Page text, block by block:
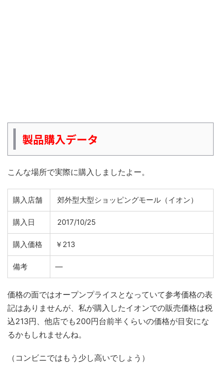
製品購入データ
こんな場所で実際に購入しましたよー。
購入店舗 郊外型大型ショッピングモール（イオン）
購入日 2017/10/25
購入価格 ￥213
備考 ―
価格の面ではオープンプライスとなっていて参考価格の表
記はありませんが、私が購入したイオンでの販売価格は税
込213円、他店でも200円台前半くらいの価格が目安にな
るかもしれませんね。
（コンビニではもう少し高いでしょう）